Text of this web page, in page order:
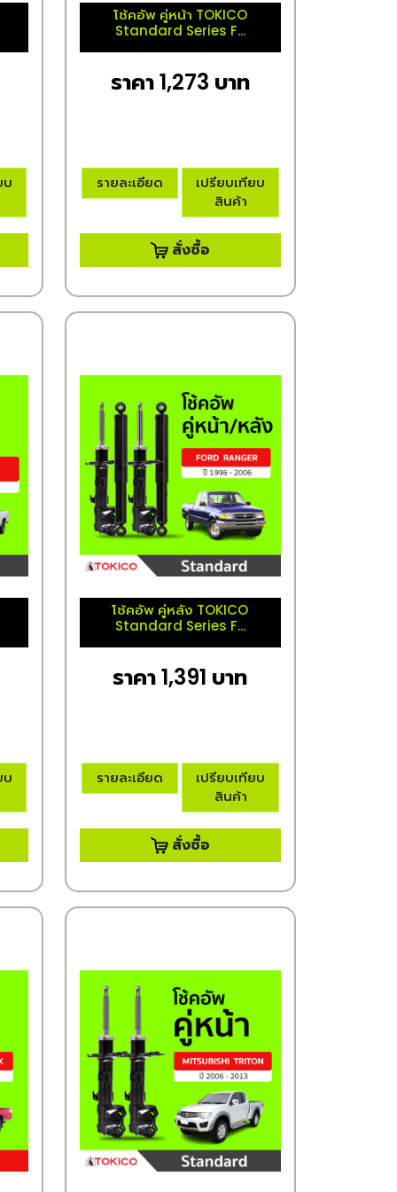
บ
โช้คอัพ คู่หน้า TOKICO
Standard Series F...
ราคา 1,273 บาท
รายละเอียด
เปรียบเทียบ
สินค้า
สั่งซื้อ
บ
โช้คอัพ คู่หลัง TOKICO
Standard Series F...
ราคา 1,391 บาท
รายละเอียด
เปรียบเทียบ
สินค้า
สั่งซื้อ